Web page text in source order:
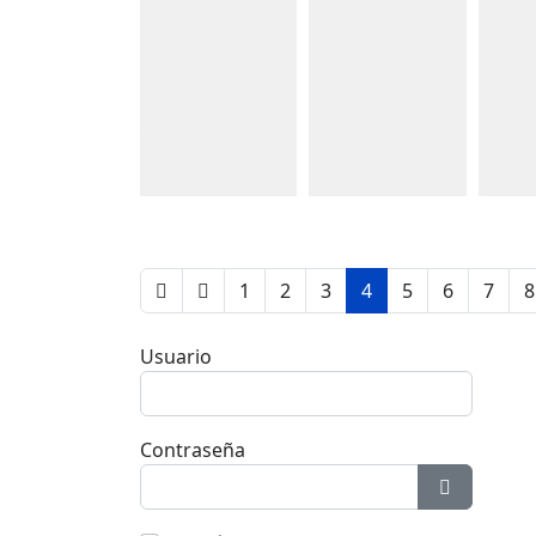
1 2 3 4 5 6 7 8
Usuario
Contraseña
Mostrar